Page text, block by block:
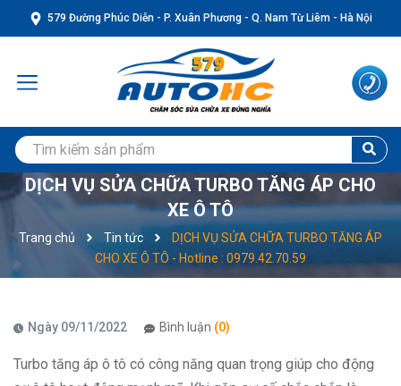
579 Đường Phúc Diễn - P. Xuân Phương - Q. Nam Từ Liêm - Hà Nội
DỊCH VỤ SỬA CHỮA TURBO TĂNG ÁP CHO
XE Ô TÔ
Trang chủ Tin tức
DỊCH VỤ SỬA CHỮA TURBO TĂNG ÁP
CHO XE Ô TÔ - Hotline : 0979.42.70.59
Ngày 09/11/2022 Bình luận (0)
Turbo tăng áp ô tô có công năng quan trọng giúp cho động